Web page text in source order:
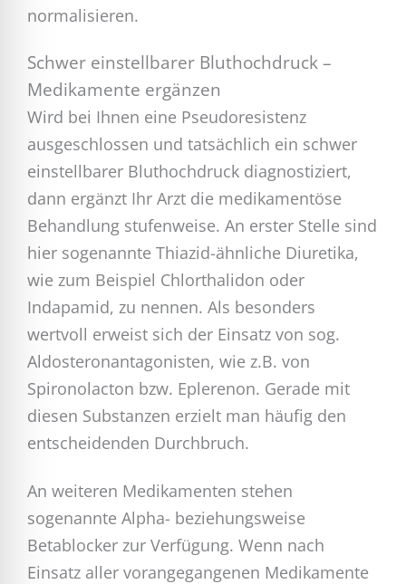
normalisieren.
Schwer einstellbarer Bluthochdruck –
Medikamente ergänzen
Wird bei Ihnen eine Pseudoresistenz
ausgeschlossen und tatsächlich ein schwer
einstellbarer Bluthochdruck diagnostiziert,
dann ergänzt Ihr Arzt die medikamentöse
Behandlung stufenweise. An erster Stelle sind
hier sogenannte Thiazid-ähnliche Diuretika,
wie zum Beispiel Chlorthalidon oder
Indapamid, zu nennen. Als besonders
wertvoll erweist sich der Einsatz von sog.
Aldosteronantagonisten, wie z.B. von
Spironolacton bzw. Eplerenon. Gerade mit
diesen Substanzen erzielt man häufig den
entscheidenden Durchbruch.
An weiteren Medikamenten stehen
sogenannte Alpha- beziehungsweise
Betablocker zur Verfügung. Wenn nach
Einsatz aller vorangegangenen Medikamente